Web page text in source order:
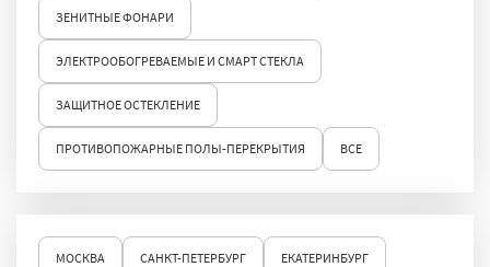
ЗЕНИТНЫЕ ФОНАРИ
ЭЛЕКТРООБОГРЕВАЕМЫЕ И СМАРТ СТЕКЛА
ЗАЩИТНОЕ ОСТЕКЛЕНИЕ
ПРОТИВОПОЖАРНЫЕ ПОЛЫ-ПЕРЕКРЫТИЯ ВСЕ
МОСКВА САНКТ-ПЕТЕРБУРГ ЕКАТЕРИНБУРГ